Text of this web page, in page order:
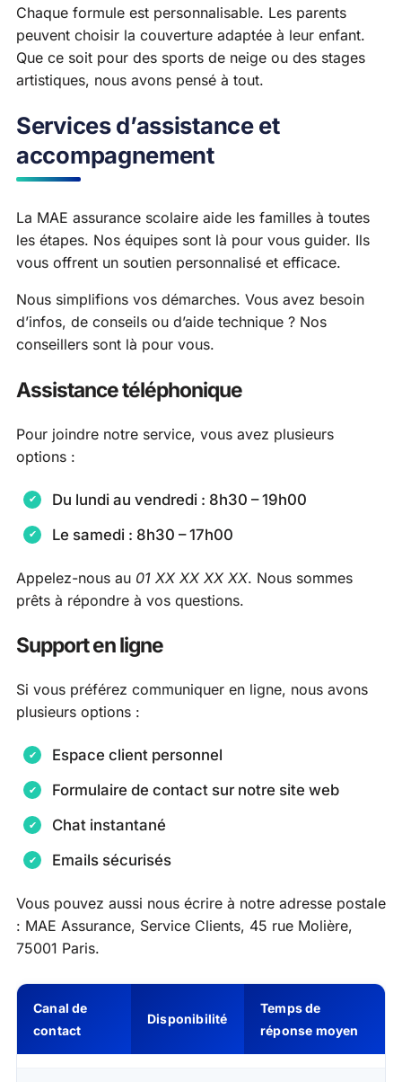
Chaque formule est personnalisable. Les parents
peuvent choisir la couverture adaptée à leur enfant.
Que ce soit pour des sports de neige ou des stages
artistiques, nous avons pensé à tout.
Services d’assistance et
accompagnement
La MAE assurance scolaire aide les familles à toutes
les étapes. Nos équipes sont là pour vous guider. Ils
vous offrent un soutien personnalisé et efficace.
Nous simplifions vos démarches. Vous avez besoin
d’infos, de conseils ou d’aide technique ? Nos
conseillers sont là pour vous.
Assistance téléphonique
Pour joindre notre service, vous avez plusieurs
options :
Du lundi au vendredi : 8h30 – 19h00
Le samedi : 8h30 – 17h00
Appelez-nous au 01 XX XX XX XX. Nous sommes
prêts à répondre à vos questions.
Support en ligne
Si vous préférez communiquer en ligne, nous avons
plusieurs options :
Espace client personnel
Formulaire de contact sur notre site web
Chat instantané
Emails sécurisés
Vous pouvez aussi nous écrire à notre adresse postale
: MAE Assurance, Service Clients, 45 rue Molière,
75001 Paris.
Canal de
contact
Disponibilité
Temps de
réponse moyen